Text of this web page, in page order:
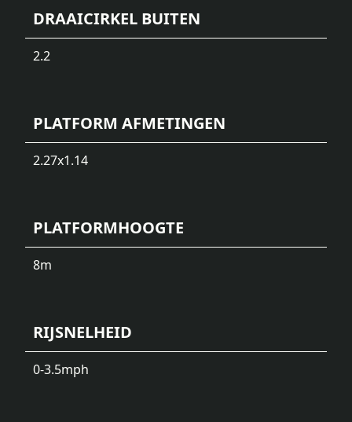
DRAAICIRKEL BUITEN
2.2
PLATFORM AFMETINGEN
2.27x1.14
PLATFORMHOOGTE
8m
RIJSNELHEID
0-3.5mph